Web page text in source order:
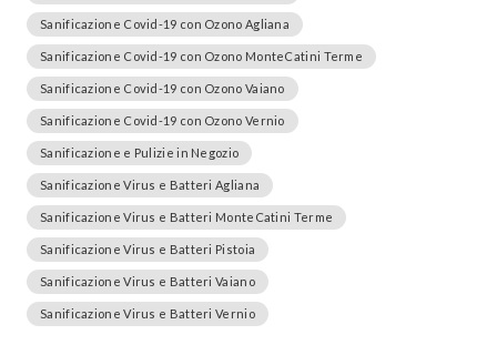
Sanificazione Covid-19 con Ozono Agliana
Sanificazione Covid-19 con Ozono MonteCatini Terme
Sanificazione Covid-19 con Ozono Vaiano
Sanificazione Covid-19 con Ozono Vernio
Sanificazione e Pulizie in Negozio
Sanificazione Virus e Batteri Agliana
Sanificazione Virus e Batteri MonteCatini Terme
Sanificazione Virus e Batteri Pistoia
Sanificazione Virus e Batteri Vaiano
Sanificazione Virus e Batteri Vernio